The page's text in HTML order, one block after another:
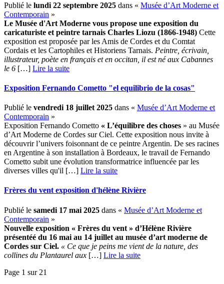
Publié le lundi 22 septembre 2025 dans « Musée d’Art Moderne et
Contemporain »
Le Musée d'Art Moderne vous propose une exposition du
caricaturiste et peintre tarnais Charles Liozu (1866-1948) Cette
exposition est proposée par les Amis de Cordes et du Comtat
Cordais et les Cartophiles et Historiens Tarnais. Peintre, écrivain,
illustrateur, poète en français et en occitan, il est né aux Cabannes
le 6 […] ­ Lire la suite
Exposition Fernando Cometto "el equilibrio de la cosas"
Publié le vendredi 18 juillet 2025 dans « Musée d’Art Moderne et
Contemporain »
Exposition Fernando Cometto « L’équilibre des choses » au Musée
d’Art Moderne de Cordes sur Ciel. Cette exposition nous invite à
découvrir l’univers foisonnant de ce peintre Argentin. De ses racines
en Argentine à son installation à Bordeaux, le travail de Fernando
Cometto subit une évolution transformatrice influencée par les
diverses villes qu'il […] ­ Lire la suite
Frères du vent exposition d'hélène Rivière
Publié le samedi 17 mai 2025 dans « Musée d’Art Moderne et
Contemporain »
Nouvelle exposition « Frères du vent » d’Hélène Rivière
présentéé du 16 mai au 14 juillet au musée d’art moderne de
Cordes sur Ciel. « Ce que je peins me vient de la nature, des
collines du Plantaurel aux […] ­ Lire la suite
Page 1 sur 21